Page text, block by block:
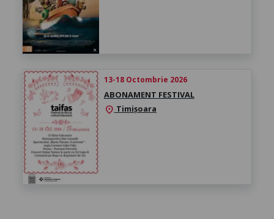
13-18 Octombrie 2026
ABONAMENT FESTIVAL
location_on Timișoara